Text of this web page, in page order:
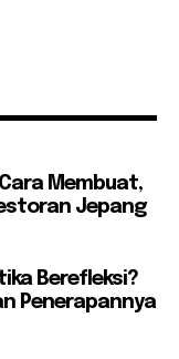
Membuat,
Jepang
Berefleksi?
Penerapannya